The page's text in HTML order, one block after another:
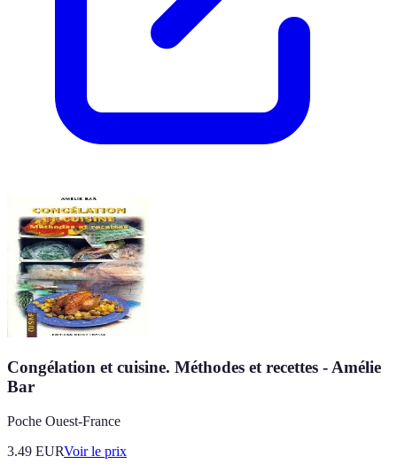
Congélation et cuisine. Méthodes et recettes - Amélie
Bar
Poche Ouest-France
3.49 EURVoir le prix